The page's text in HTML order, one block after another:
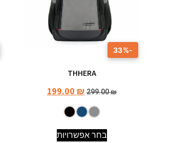
-33%
THHERA
299.00₪
199.00 ₪
בחר אפשרויות